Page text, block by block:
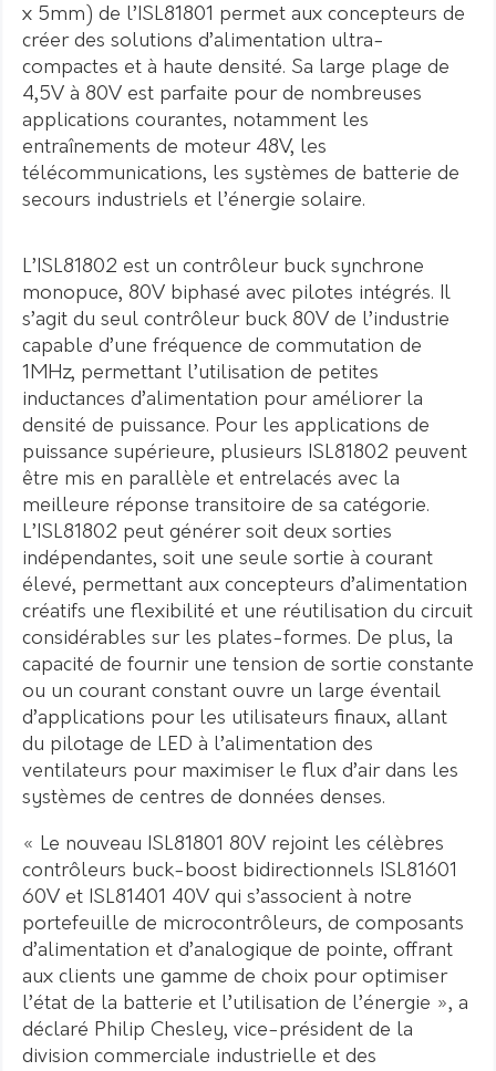
x 5mm) de l’ISL81801 permet aux concepteurs de
créer des solutions d’alimentation ultra-
compactes et à haute densité. Sa large plage de
4,5V à 80V est parfaite pour de nombreuses
applications courantes, notamment les
entraînements de moteur 48V, les
télécommunications, les systèmes de batterie de
secours industriels et l’énergie solaire.
L’ISL81802 est un contrôleur buck synchrone
monopuce, 80V biphasé avec pilotes intégrés. Il
s’agit du seul contrôleur buck 80V de l’industrie
capable d’une fréquence de commutation de
1MHz, permettant l’utilisation de petites
inductances d’alimentation pour améliorer la
densité de puissance. Pour les applications de
puissance supérieure, plusieurs ISL81802 peuvent
être mis en parallèle et entrelacés avec la
meilleure réponse transitoire de sa catégorie.
L’ISL81802 peut générer soit deux sorties
indépendantes, soit une seule sortie à courant
élevé, permettant aux concepteurs d’alimentation
créatifs une flexibilité et une réutilisation du circuit
considérables sur les plates-formes. De plus, la
capacité de fournir une tension de sortie constante
ou un courant constant ouvre un large éventail
d’applications pour les utilisateurs finaux, allant
du pilotage de LED à l’alimentation des
ventilateurs pour maximiser le flux d’air dans les
systèmes de centres de données denses.
« Le nouveau ISL81801 80V rejoint les célèbres
contrôleurs buck-boost bidirectionnels ISL81601
60V et ISL81401 40V qui s’associent à notre
portefeuille de microcontrôleurs, de composants
d’alimentation et d’analogique de pointe, offrant
aux clients une gamme de choix pour optimiser
l’état de la batterie et l’utilisation de l’énergie », a
déclaré Philip Chesley, vice-président de la
division commerciale industrielle et des